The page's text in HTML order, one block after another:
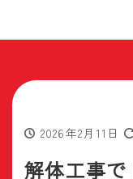
2026年2月11日
解体工事